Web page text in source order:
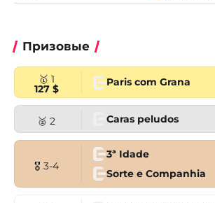
Призовые
🥇 1
127 $
Paris com Grana
🥈 2 Caras peludos
🎖 3-4
3ª Idade
Sorte e Companhia